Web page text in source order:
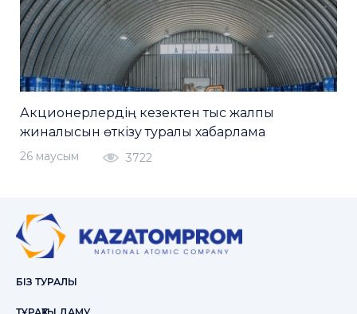
Акционерлердің кезектен тыс жалпы
жиналысын өткізу туралы хабарлама
26 маусым 3722
БІЗ ТУРАЛЫ